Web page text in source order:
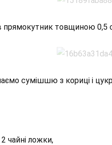
прямокутник товщиною
сумішшю з кориці і
чайні ложки,